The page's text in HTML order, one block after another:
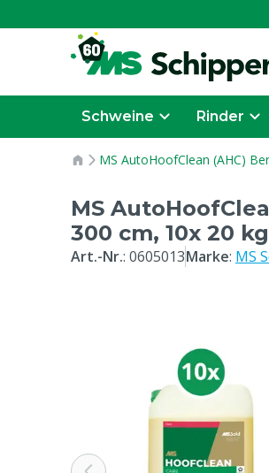
Schweine Rinder
MS AutoHoofClean (AHC)
MS
300 cm, 10x 20 kg
Art.-Nr.: 0605013Marke: MS